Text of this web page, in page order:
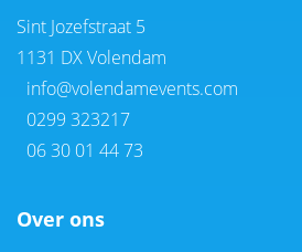
Sint Jozefstraat 5
1131 DX Volendam
info@volendamevents.com
0299 323217
06 30 01 44 73
Over ons